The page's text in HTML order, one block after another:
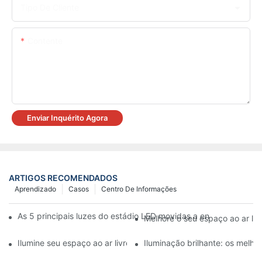
Enviar Inquérito Agora
ARTIGOS RECOMENDADOS
Centro De Informações
Casos
Aprendizado
As 5 principais luzes do estádio LED movidas a energia solar
Melhore o seu espaço ao ar
Ilumine seu espaço ao ar livre com holofotes LED externos
Iluminação brilhante: os